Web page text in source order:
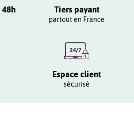
48h Tiers payant
partout en France
Espace client
sécurisé